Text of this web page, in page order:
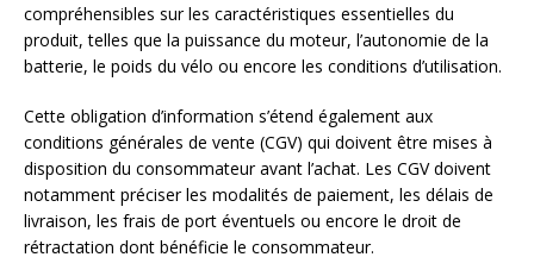
compréhensibles sur les caractéristiques essentielles du
produit, telles que la puissance du moteur, l’autonomie de la
batterie, le poids du vélo ou encore les conditions d’utilisation.
Cette obligation d’information s’étend également aux
conditions générales de vente (CGV) qui doivent être mises à
disposition du consommateur avant l’achat. Les CGV doivent
notamment préciser les modalités de paiement, les délais de
livraison, les frais de port éventuels ou encore le droit de
rétractation dont bénéficie le consommateur.